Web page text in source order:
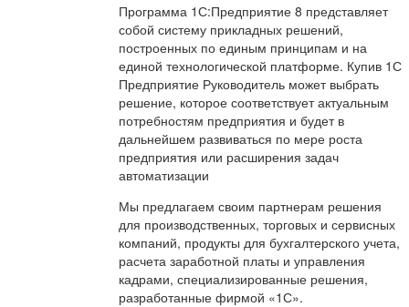
Программа 1С:Предприятие 8 представляет
собой систему прикладных решений,
построенных по единым принципам и на
единой технологической платформе. Купив 1С
Предприятие Руководитель может выбрать
решение, которое соответствует актуальным
потребностям предприятия и будет в
дальнейшем развиваться по мере роста
предприятия или расширения задач
автоматизации
Мы предлагаем своим партнерам решения
для производственных, торговых и сервисных
компаний, продукты для бухгалтерского учета,
расчета заработной платы и управления
кадрами, специализированные решения,
разработанные фирмой «1С».